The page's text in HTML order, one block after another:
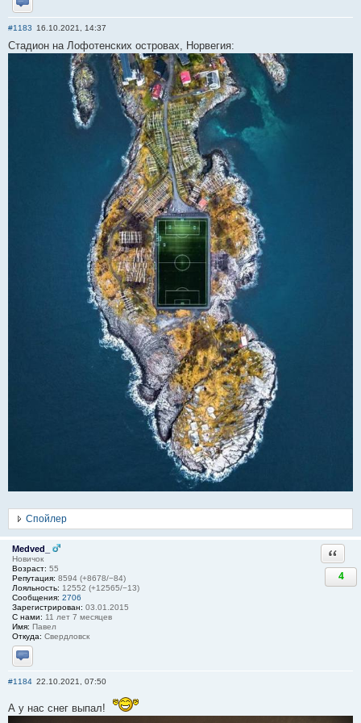
Отправить личное сообщение
#1183 16.10.2021, 14:37
Стадион на Лофотенских островах, Норвегия:
Спойлер
Medved_
Новичок
Возраст: 55
Репутация: 8594 (+8678/−84)
Лояльность: 12552 (+12565/−13)
Сообщения: 2706
Зарегистрирован: 03.01.2015
С нами: 11 лет 7 месяцев
Имя: Павел
Откуда: Свердловск
Отправить личное сообщение
4
#1184 22.10.2021, 07:50
А у нас снег выпал!